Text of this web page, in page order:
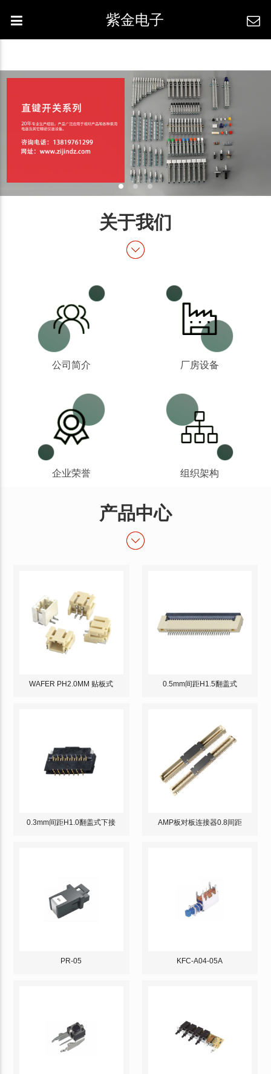
紫金电子
关于我们
公司简介 厂房设备
企业荣誉 组织架构
产品中心
WAFER PH2.0MM 贴板式 0.5mm间距H1.5翻盖式
0.3mm间距H1.0翻盖式下接 AMP板对板连接器0.8间距
PR-05 KFC-A04-05A